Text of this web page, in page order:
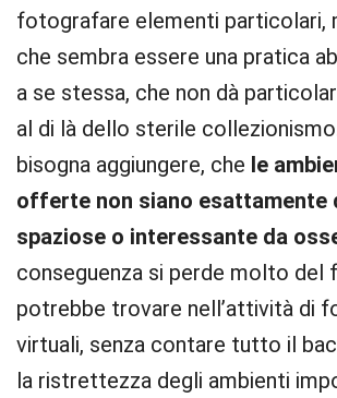
fotografare elementi particolari,
che sembra essere una pratica
a se stessa, che non dà
al di là dello sterile
bisogna aggiungere, che le
offerte non siano esattamente
spaziose o interessante da
conseguenza si perde molto del
potrebbe trovare nell’attività di
virtuali, senza contare tutto il
la ristrettezza degli ambienti